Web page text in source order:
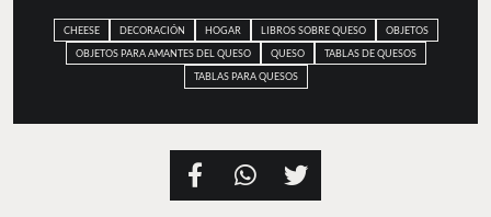
CHEESE DECORACIÓN HOGAR LIBROS SOBRE QUESO
OBJETOS
OBJETOS PARA AMANTES DEL QUESO
QUESO
TABLAS DE QUESOS
TABLAS PARA QUESOS